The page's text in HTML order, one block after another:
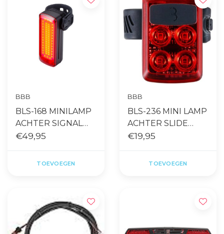
BBB
BLS-168 MINILAMP
ACHTER SIGNAL
PRO UNI
€49,95
TOEVOEGEN
BBB
BLS-236 MINI LAMP
ACHTER SLIDE
UNIVERSEEL
€19,95
TOEVOEGEN